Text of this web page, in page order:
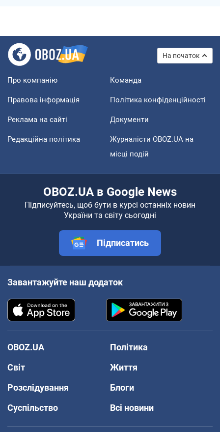
На початок
Про компанію Команда
Правова інформація Політика конфіденційності
Реклама на сайті Документи
Редакційна політика
Журналісти OBOZ.UA на
місці подій
OBOZ.UA в Google News
Підписуйтесь, щоб бути в курсі останніх новин
України та світу сьогодні
Підписатись
Завантажуйте наш додаток
OBOZ.UA
Політика
Світ
Життя
Розслідування
Блоги
Суспільство
Всі новини